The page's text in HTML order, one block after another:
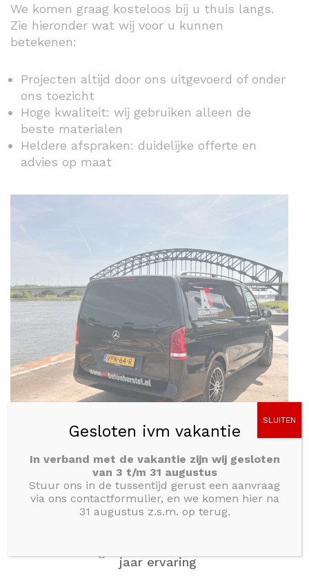
We komen graag kosteloos bij u thuis langs.
Zie hieronder wat wij voor u kunnen
betekenen:
Projecten altijd door ons uitgevoerd of onder
ons toezicht
Hoge kwaliteit: wij gebruiken alleen de
beste materialen
Heldere afspraken: duidelijke offerte en
advies op maat
jaar ervaring
Gesloten ivm vakantie
In verband met de vakantie zijn wij gesloten
van 3 t/m 31 augustus
Stuur ons in de tussentijd gerust een aanvraag
via ons contactformulier, en we komen hier na
31 augustus z.s.m. op terug.
SLUITEN